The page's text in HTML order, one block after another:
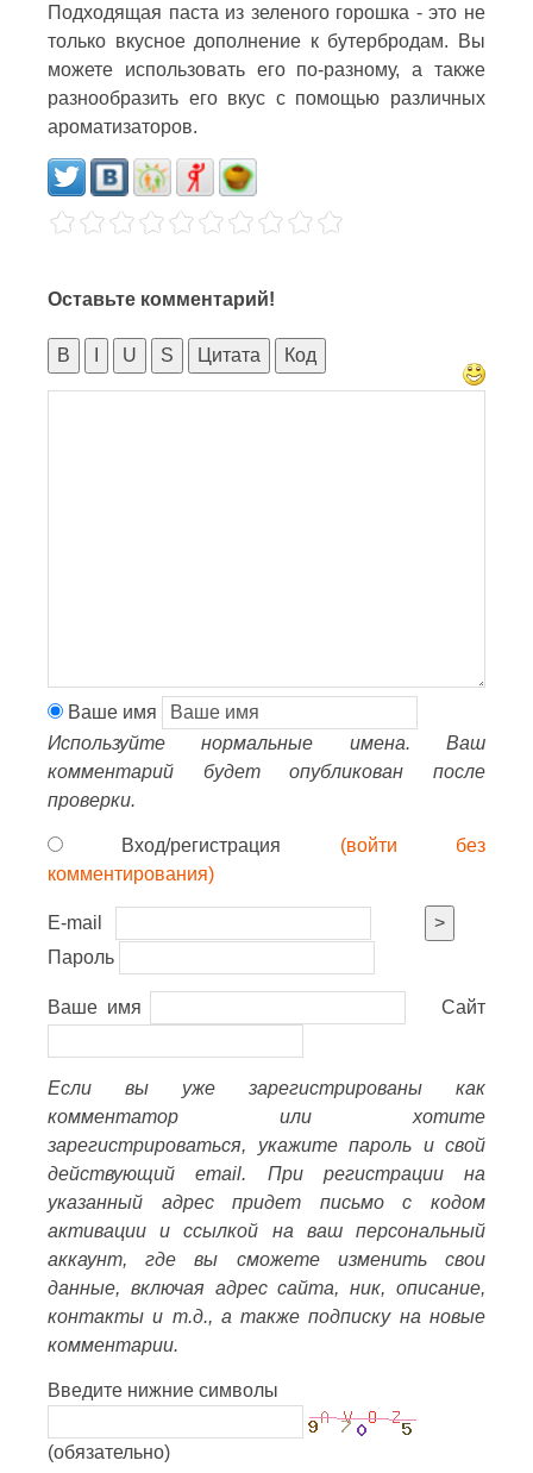
Подходящая паста из зеленого горошка - это не
только вкусное дополнение к бутербродам. Вы
можете использовать его по-разному, а также
разнообразить его вкус с помощью различных
ароматизаторов.
Оставьте комментарий!
B U S Цитата Код
Ваше имя
Используйте нормальные имена. Ваш
комментарий будет опубликован после
проверки.
Вход/регистрация (войти без
комментирования)
E-mail
>
Пароль
Ваше имя Сайт
Если вы уже зарегистрированы как
комментатор или хотите
зарегистрироваться, укажите пароль и свой
действующий email. При регистрации на
указанный адрес придет письмо с кодом
активации и ссылкой на ваш персональный
аккаунт, где вы сможете изменить свои
данные, включая адрес сайта, ник, описание,
контакты и т.д., а также подписку на новые
комментарии.
Введите нижние символы
(обязательно)